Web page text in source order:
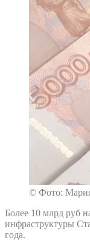
© Фото: Мария
Более 10 млрд руб
инфраструктуры
года.